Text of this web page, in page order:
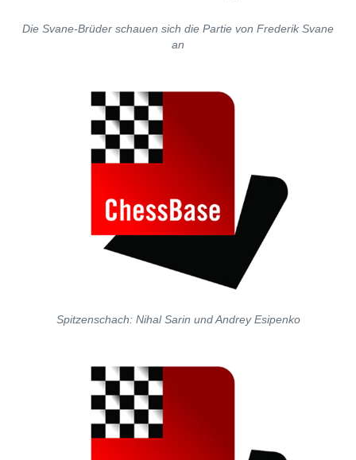
Die Svane-Brüder schauen sich die Partie von Frederik Svane
an
Spitzenschach: Nihal Sarin und Andrey Esipenko